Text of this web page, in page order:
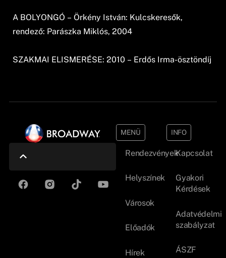
A BOLYONGÓ – Örkény István: Kulcskeresők,
rendező: Parászka Miklós, 2004
SZAKMAI ELISMERÉSE: 2010 – Erdős Irma-ösztöndíj
MENÜ
Rendezvények
Helyszínek
Városok
Előadók
Hírek
INFO
Kapcsolat
Gyakori
Kérdések
Adatvédelmi
szabályzat
ÁSZF